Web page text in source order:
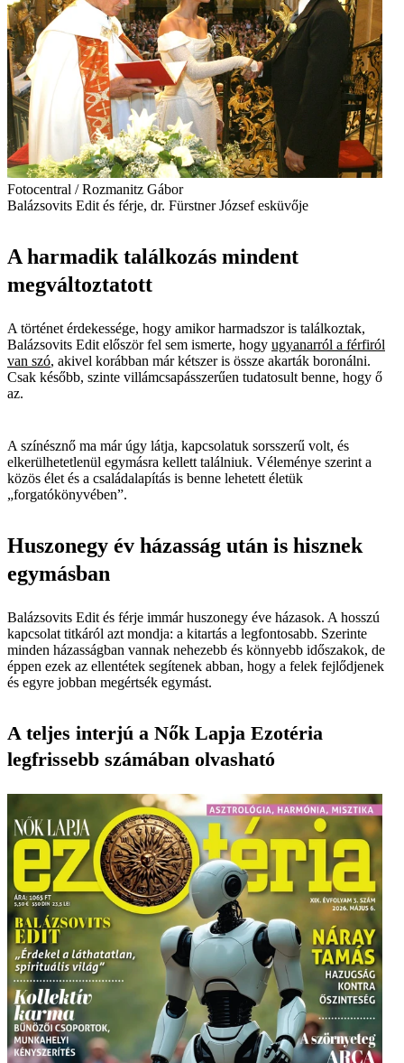
Fotocentral / Rozmanitz Gábor
Balázsovits Edit és férje, dr. Fürstner József esküvője
A harmadik találkozás mindent
megváltoztatott
A történet érdekessége, hogy amikor harmadszor is találkoztak,
Balázsovits Edit először fel sem ismerte, hogy ugyanarról a férfiról
van szó, akivel korábban már kétszer is össze akarták boronálni.
Csak később, szinte villámcsapásszerűen tudatosult benne, hogy ő
az.
A színésznő ma már úgy látja, kapcsolatuk sorsszerű volt, és
elkerülhetetlenül egymásra kellett találniuk. Véleménye szerint a
közös élet és a családalapítás is benne lehetett életük
„forgatókönyvében”.
Huszonegy év házasság után is hisznek
egymásban
Balázsovits Edit és férje immár huszonegy éve házasok. A hosszú
kapcsolat titkáról azt mondja: a kitartás a legfontosabb. Szerinte
minden házasságban vannak nehezebb és könnyebb időszakok, de
éppen ezek az ellentétek segítenek abban, hogy a felek fejlődjenek
és egyre jobban megértsék egymást.
A teljes interjú a Nők Lapja Ezotéria
legfrissebb számában olvasható